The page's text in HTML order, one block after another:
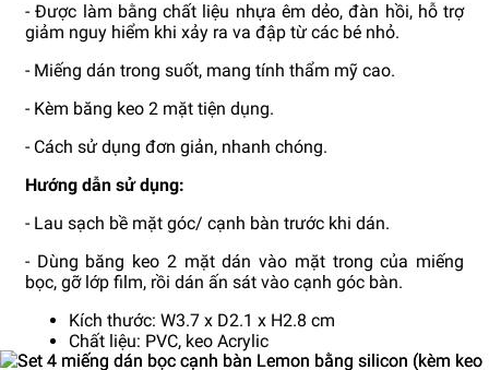
- Được làm bằng chất liệu nhựa êm dẻo, đàn hồi, hỗ trợ
giảm nguy hiểm khi xảy ra va đập từ các bé nhỏ.
- Miếng dán trong suốt, mang tính thẩm mỹ cao.
- Kèm băng keo 2 mặt tiện dụng.
- Cách sử dụng đơn giản, nhanh chóng.
Hướng dẫn sử dụng:
- Lau sạch bề mặt góc/ cạnh bàn trước khi dán.
- Dùng băng keo 2 mặt dán vào mặt trong của miếng
bọc, gỡ lớp film, rồi dán ấn sát vào cạnh góc bàn.
Kích thước: W3.7 x D2.1 x H2.8 cm
Chất liệu: PVC, keo Acrylic